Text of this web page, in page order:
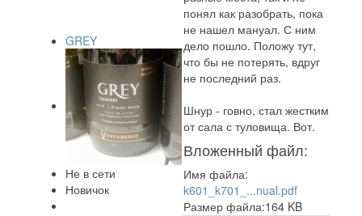
GREY
Не в сети
Новичок
понял как разобрать, пока
не нашел мануал. С ним
дело пошло. Положу тут,
что бы не потерять, вдруг
не последний раз.
Шнур - говно, стал жестким
от сала с туловища. Вот.
Вложенный файл:
Имя файла:
k601_k701_...nual.pdf
Размер файла:164 KB